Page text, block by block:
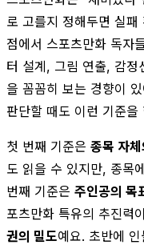
로 고를지 정해두면 실
점에서 스포츠만화 독자
터 설계, 그림 연출, 감
을 꼼꼼히 보는 경향이
판단할 때도 이런 기준을
첫 번째 기준은 종목 자
도 읽을 수 있지만, 종목
번째 기준은 주인공의 목
포츠만화 특유의 추진력
권의 밀도예요. 초반에